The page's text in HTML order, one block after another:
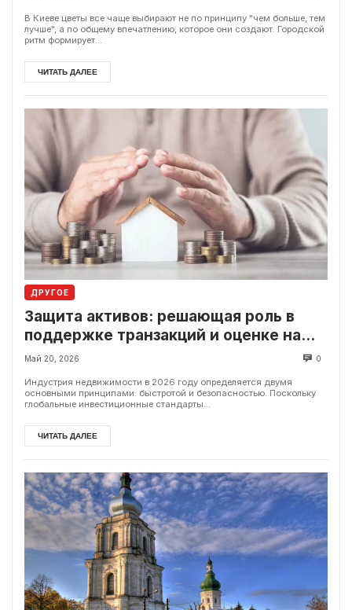
В Киеве цветы все чаще выбирают не по принципу "чем больше, тем
лучше", а по общему впечатлению, которое они создают. Городской
ритм формирует...
ЧИТАТЬ ДАЛЕЕ
ДРУГОЕ
Защита активов: решающая роль в
поддержке транзакций и оценке на
современном рынке
Май 20, 2026 0
Индустрия недвижимости в 2026 году определяется двумя
основными принципами: быстротой и безопасностью. Поскольку
глобальные инвестиционные стандарты...
ЧИТАТЬ ДАЛЕЕ